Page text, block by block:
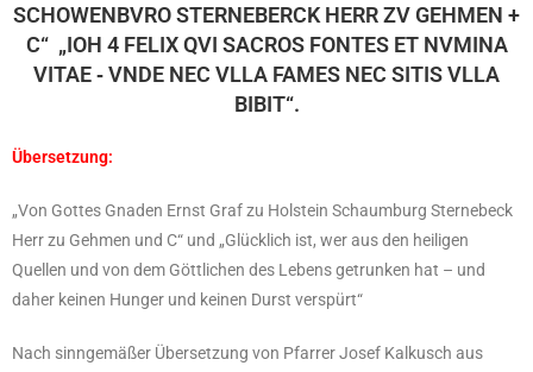
SCHOWENBVRO STERNEBERCK HERR ZV GEHMEN +
C“ „IOH 4 FELIX QVI SACROS FONTES ET NVMINA
VITAE ‑ VNDE NEC VLLA FAMES NEC SITIS VLLA
BIBIT“.
Übersetzung:
„Von Gottes Gnaden Ernst Graf zu Holstein Schaumburg Sternebeck
Herr zu Gehmen und C“ und „Glücklich ist, wer aus den heiligen
Quellen und von dem Göttlichen des Lebens getrunken hat – und
daher keinen Hunger und keinen Durst verspürt“
Nach sinngemäßer Übersetzung von Pfarrer Josef Kalkusch aus